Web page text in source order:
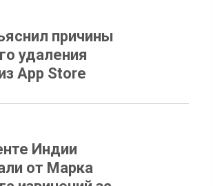
причины
удаления
App Store
Индии
от Марка